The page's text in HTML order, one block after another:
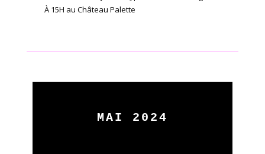
À 15H au Château Palette
MAI 2024